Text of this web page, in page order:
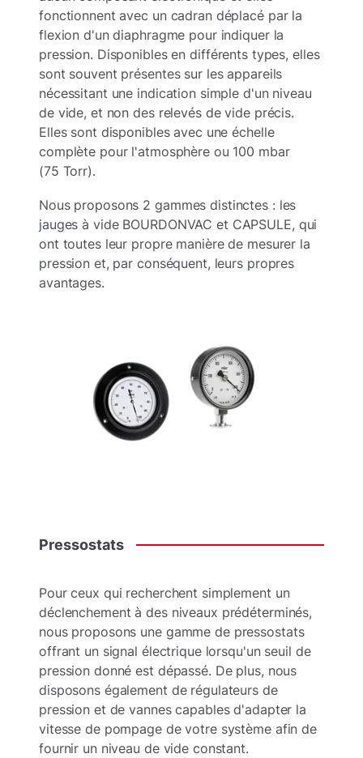
fonctionnent avec un cadran déplacé par la
flexion d'un diaphragme pour indiquer la
pression. Disponibles en différents types, elles
sont souvent présentes sur les appareils
nécessitant une indication simple d'un niveau
de vide, et non des relevés de vide précis.
Elles sont disponibles avec une échelle
complète pour l'atmosphère ou 100 mbar
(75 Torr).
Nous proposons 2 gammes distinctes : les
jauges à vide BOURDONVAC et CAPSULE, qui
ont toutes leur propre manière de mesurer la
pression et, par conséquent, leurs propres
avantages.
Pressostats
Pour ceux qui recherchent simplement un
déclenchement à des niveaux prédéterminés,
nous proposons une gamme de pressostats
offrant un signal électrique lorsqu'un seuil de
pression donné est dépassé. De plus, nous
disposons également de régulateurs de
pression et de vannes capables d'adapter la
vitesse de pompage de votre système afin de
fournir un niveau de vide constant.